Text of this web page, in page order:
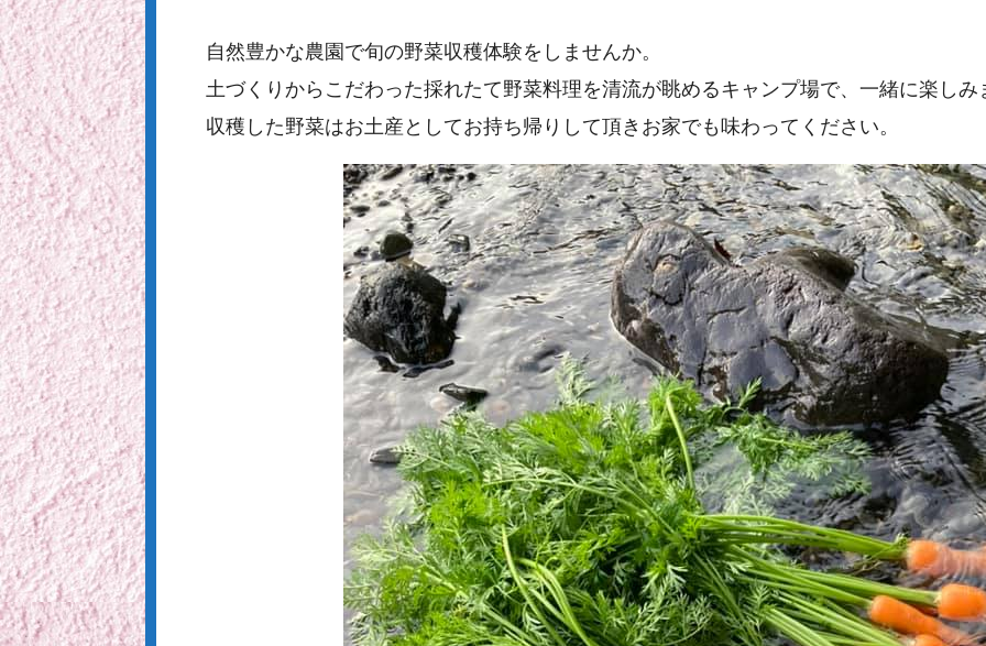
自然豊かな農園で旬の野菜収穫体験をしませんか。
土づくりからこだわった採れたて野菜料理を清流が眺めるキャンプ場で、一緒に楽しみ
収穫した野菜はお土産としてお持ち帰りして頂きお家でも味わってください。